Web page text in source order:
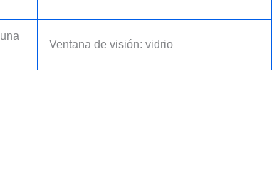
Ventana de visión: vidrio